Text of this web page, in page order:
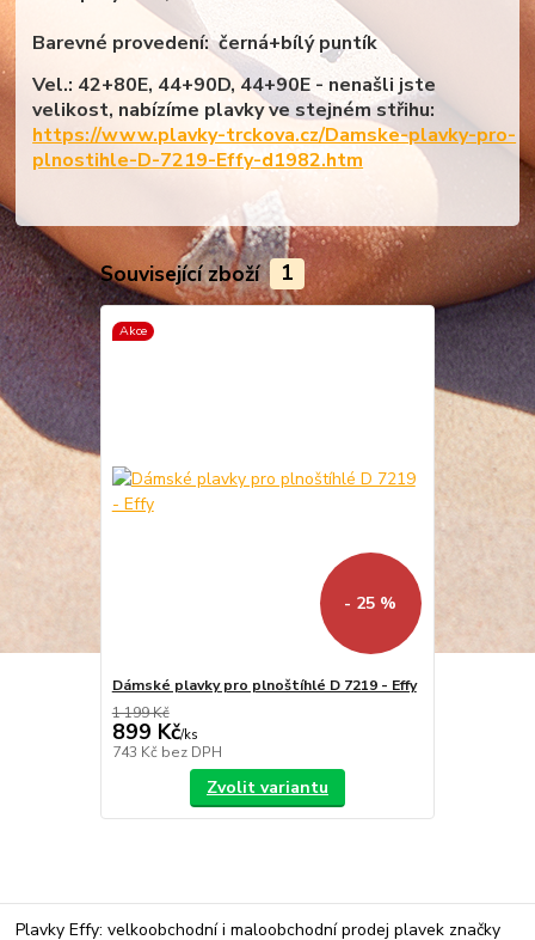
Barevné provedení:černá+bílý puntík
Vel.: 42+80E, 44+90D, 44+90E - nenašli jste
velikost, nabízíme plavky ve stejném střihu:
https://www.plavky-trckova.cz/Damske-plavky-pro-
plnostihle-D-7219-Effy-d1982.htm
Související zboží 1
Akce
- 25 %
Dámské plavky pro plnoštíhlé D 7219 - Effy
1 199 Kč
899 Kč/ks
743 Kč bez DPH
Zvolit variantu
Plavky Effy: velkoobchodní i maloobchodní prodej plavek značky